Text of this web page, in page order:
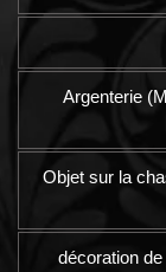
Argenterie
Objet sur la
décoration